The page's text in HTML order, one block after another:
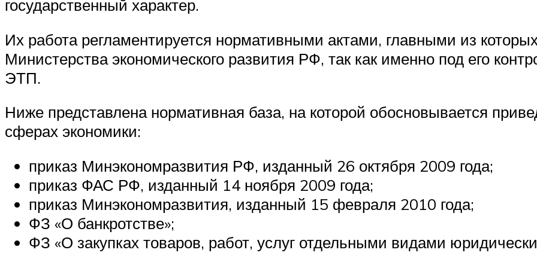
государственный характер.
Их работа регламентируется нормативными актами, главными из
Министерства экономического развития РФ, так как именно под его
ЭТП.
Ниже представлена нормативная база, на которой обосновывается
сферах экономики:
приказ Минэкономразвития РФ, изданный 26 октября 2009 года;
приказ ФАС РФ, изданный 14 ноября 2009 года;
приказ Минэкономразвития, изданный 15 февраля 2010 года;
ФЗ «О банкротстве»;
ФЗ «О закупках товаров, работ, услуг отдельными видами